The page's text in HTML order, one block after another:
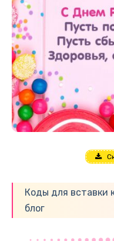
Коды для вставки
блог